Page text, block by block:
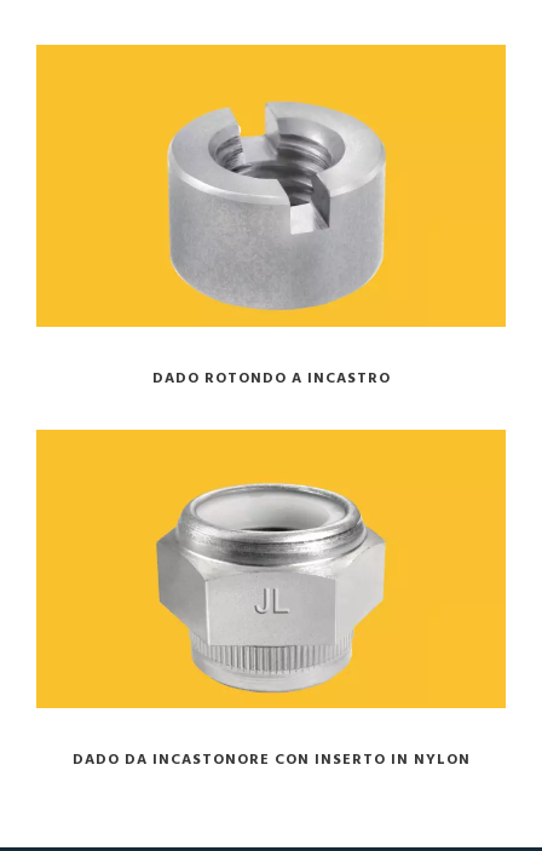
DADO ROTONDO A INCASTRO
DADO DA INCASTONORE CON INSERTO IN NYLON